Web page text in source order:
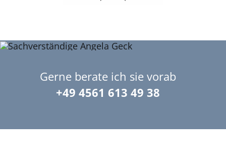
Gerne berate ich sie vorab
+49 4561 613 49 38